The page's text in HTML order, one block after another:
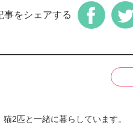
事をシェアする
2匹と一緒に暮らしています。